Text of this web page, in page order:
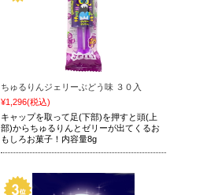
ちゅるりんジェリーぶどう味 ３０入
¥1,296(税込)
キャップを取って足(下部)を押すと頭(上
部)からちゅるりんとゼリーが出てくるお
もしろお菓子！内容量8g